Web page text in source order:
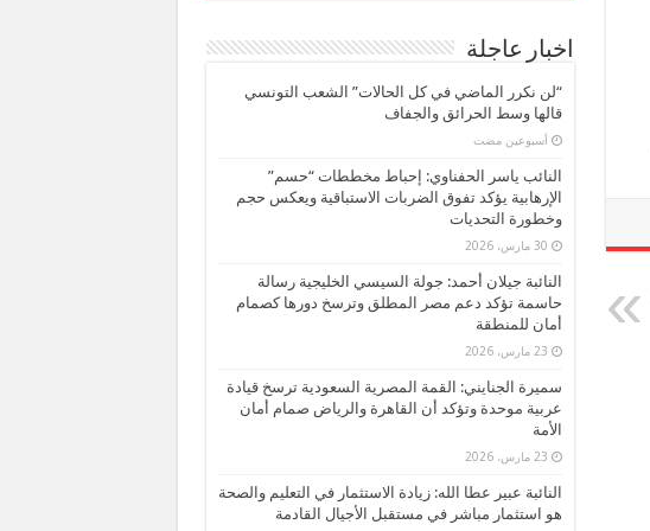
اخبار عاجلة
“لن نكرر الماضي في كل الحالات” الشعب التونسي
قالها وسط الحرائق والجفاف
‏أسبوعين مضت
النائب ياسر الحفناوي: إحباط مخططات “حسم”
الإرهابية يؤكد تفوق الضربات الاستباقية ويعكس حجم
وخطورة التحديات
30 مارس، 2026
النائبة جيلان أحمد: جولة السيسي الخليجية رسالة
حاسمة تؤكد دعم مصر المطلق وترسخ دورها كصمام
أمان للمنطقة
23 مارس، 2026
سميرة الجنايني: القمة المصرية السعودية ترسخ قيادة
عربية موحدة وتؤكد أن القاهرة والرياض صمام أمان
الأمة
23 مارس، 2026
النائبة عبير عطا الله: زيادة الاستثمار في التعليم والصحة
هو استثمار مباشر في مستقبل الأجيال القادمة